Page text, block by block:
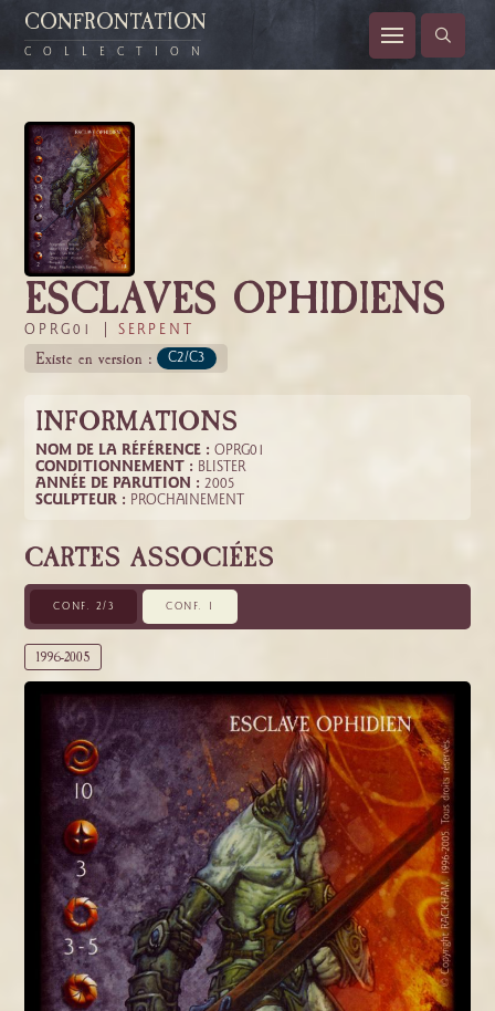
CONFRONTATION
COLLECTION
ESCLAVES OPHIDIENS
OPRG01 | SERPENT
Existe en version : C2/C3
INFORMATIONS
NOM DE LA RÉFÉRENCE : OPRG01
CONDITIONNEMENT : BLISTER
ANNÉE DE PARUTION : 2005
SCULPTEUR : PROCHAINEMENT
CARTES ASSOCIÉES
CONF. 2/3 CONF. 1
1996-2005